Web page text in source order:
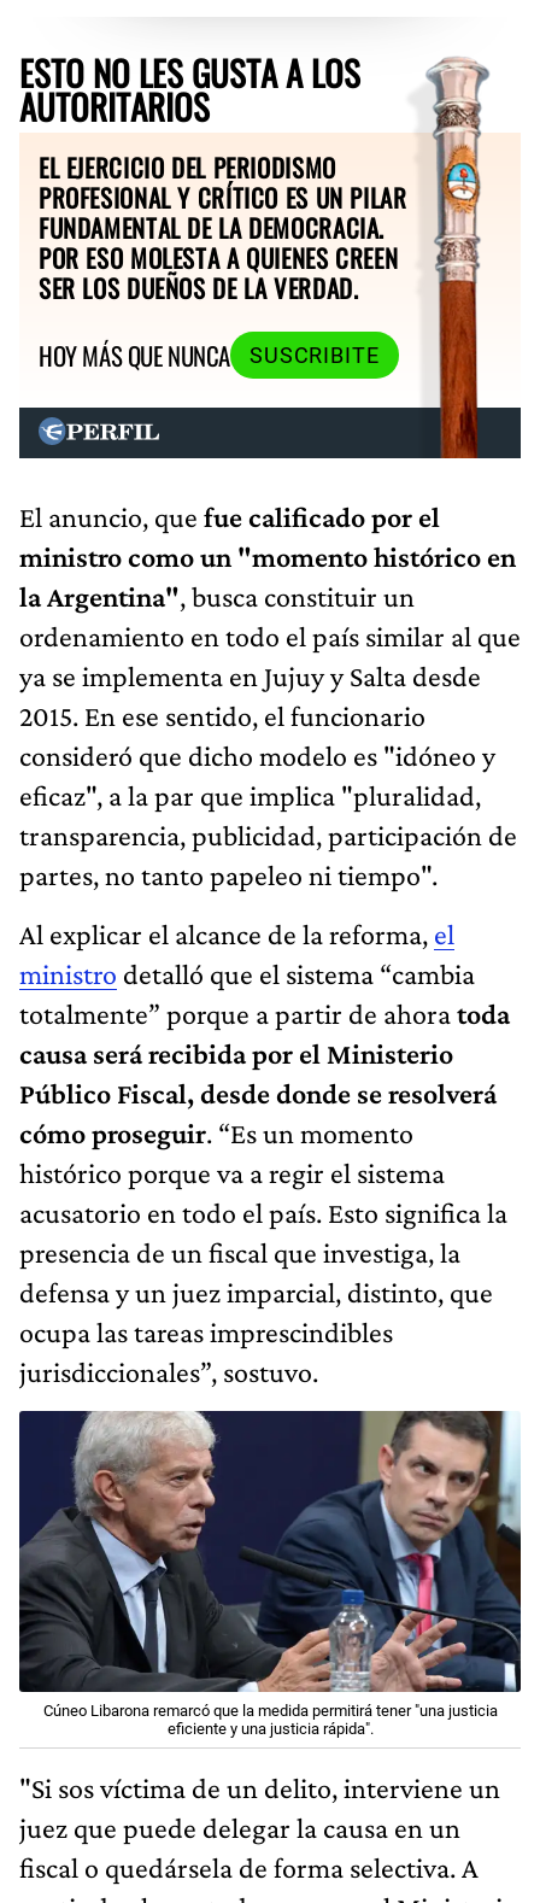
ESTO NO LES GUSTA A LOS
AUTORITARIOS
EL EJERCICIO DEL PERIODISMO
PROFESIONAL Y CRÍTICO ES UN PILAR
FUNDAMENTAL DE LA DEMOCRACIA.
POR ESO MOLESTA A QUIENES CREEN
SER LOS DUEÑOS DE LA VERDAD.
HOY MÁS QUE NUNCA
SUSCRIBITE
El anuncio, que fue calificado por el
ministro como un "momento histórico en
la Argentina", busca constituir un
ordenamiento en todo el país similar al que
ya se implementa en Jujuy y Salta desde
2015. En ese sentido, el funcionario
consideró que dicho modelo es "idóneo y
eficaz", a la par que implica "pluralidad,
transparencia, publicidad, participación de
partes, no tanto papeleo ni tiempo".
Al explicar el alcance de la reforma, el
ministro detalló que el sistema “cambia
totalmente” porque a partir de ahoratoda
causa será recibida por el Ministerio
Público Fiscal, desde donde se resolverá
cómo proseguir. “Es un momento
histórico porque va a regir el sistema
acusatorio en todo el país. Esto significa la
presencia de un fiscal que investiga, la
defensa y un juez imparcial, distinto, que
ocupa las tareas imprescindibles
jurisdiccionales”, sostuvo.
Cúneo Libarona remarcó que la medida permitirá tener "una justicia
eficiente y una justicia rápida".
"Si sos víctima de un delito, interviene un
juez que puede delegar la causa en un
fiscal o quedársela de forma selectiva. A